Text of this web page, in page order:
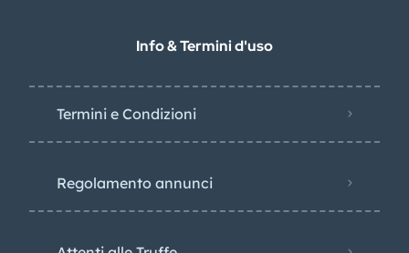
Info & Termini d'uso
Termini e Condizioni
Regolamento annunci